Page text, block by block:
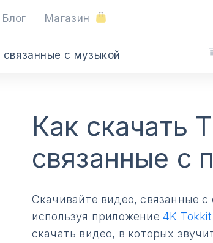
Блог Магазин
связанные с музыкой
Как скачать
связанные с
Скачивайте видео, связанные
используя приложение4K Tokkit
скачать видео, в которых